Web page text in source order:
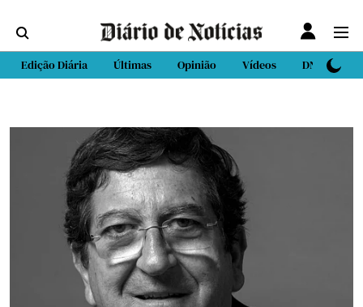
Edição Diária Últimas Opinião Vídeos DN Sport